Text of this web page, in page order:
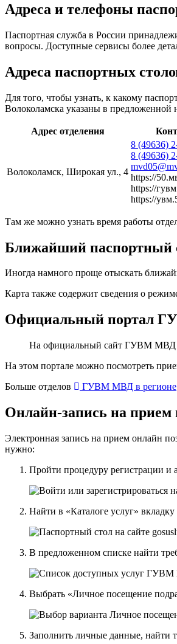
Адреса и телефоны
Паспортная служба в России
вопросы. Доступные сервисы более
Адреса паспортных
Для того, чтобы узнать, к какому
Волоколамска указаны в предложенной
Адрес отделения
Волоколамск, Широкая ул., 4
8 (49636)
8 (49636)
https://
https://
https://
Там же можно узнать время работы
Ближайший паспортный
Иногда намного проще отыскать
Карта также содержит сведения о
Официальный портал
На официальный сайт ГУВМ МВД
На этом портале можно посмотреть
Больше отделов
ГУВМ МВД в регионе
Онлайн-запись на
Электронная запись на прием онлайн
нужно:
Пройти процедуру регистрации и
Найти в «Каталоге услуг»
В предложенном списке найти
Выбрать «Личное посещение
Заполнить личные данные, найти